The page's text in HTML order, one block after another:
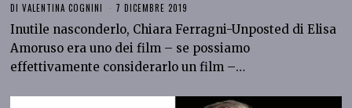
DIVALENTINA COGNINI 7 DICEMBRE 2019
Inutile nasconderlo, Chiara Ferragni-Unposted di Elisa
Amoruso era uno dei film – se possiamo
effettivamente considerarlo un film –…